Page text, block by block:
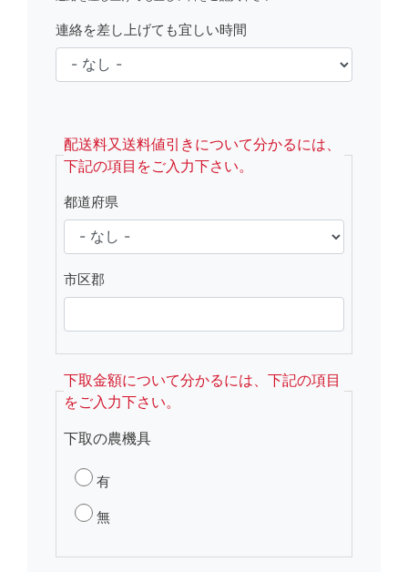
連絡を差し上げても宜しい時間
配送料又送料値引きについて分かるには、
下記の項目をご入力下さい。
都道府県
市区郡
下取金額について分かるには、下記の項目
をご入力下さい。
下取の農機具
有
無